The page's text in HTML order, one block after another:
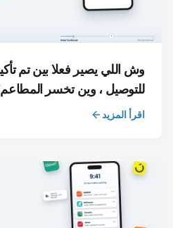
وش اللي يصير فعلا بين تم
للتوصيل ، وين تخسر
اقرأ المزيد